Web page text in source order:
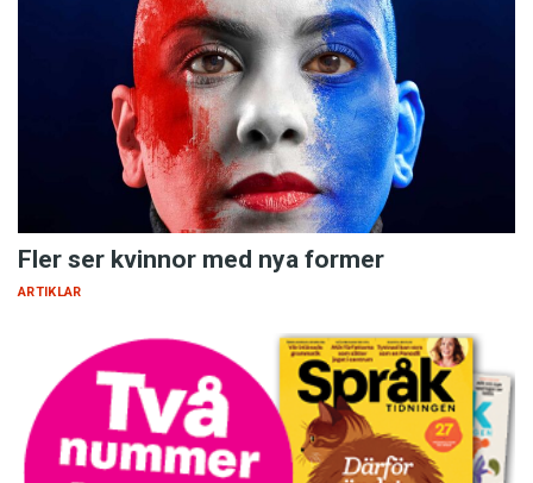
Fler ser kvinnor med nya former
ARTIKLAR